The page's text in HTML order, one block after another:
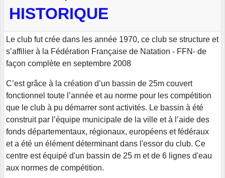
HISTORIQUE
Le club fut crée dans les année 1970, ce club se structure et
s’affilier à la Fédération Française de Natation - FFN- de
façon complète en septembre 2008
C’est grâce à la création d’un bassin de 25m couvert
fonctionnel toute l’année et au norme pour les compétition
que le club à pu démarrer sont activités. Le bassin à été
construit par l’équipe municipale de la ville et à l’aide des
fonds départementaux, régionaux, européens et fédéraux
et a été un élément déterminant dans l'essor du club. Ce
centre est équipé d'un bassin de 25 m et de 6 lignes d'eau
aux normes de compétition.